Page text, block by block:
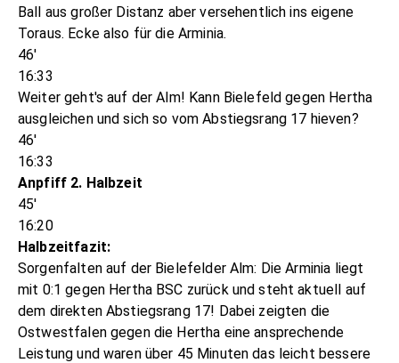
Ball aus großer Distanz aber versehentlich ins eigene
Toraus. Ecke also für die Arminia.
46'
16:33
Weiter geht's auf der Alm! Kann Bielefeld gegen Hertha
ausgleichen und sich so vom Abstiegsrang 17 hieven?
46'
16:33
Anpfiff 2. Halbzeit
45'
16:20
Halbzeitfazit:
Sorgenfalten auf der Bielefelder Alm: Die Arminia liegt
mit 0:1 gegen Hertha BSC zurück und steht aktuell auf
dem direkten Abstiegsrang 17! Dabei zeigten die
Ostwestfalen gegen die Hertha eine ansprechende
Leistung und waren über 45 Minuten das leicht bessere